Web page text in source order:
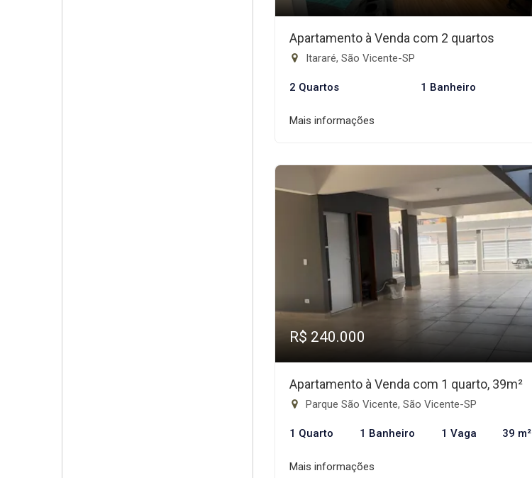
Apartamento à Venda com 2 quartos
Itararé, São Vicente-SP
2 Quartos 1 Banheiro
Mais informações
R$ 240.000
Apartamento à Venda com 1 quarto, 39m²
Parque São Vicente, São Vicente-SP
1 Quarto 1 Banheiro 1 Vaga 39 m²
Mais informações